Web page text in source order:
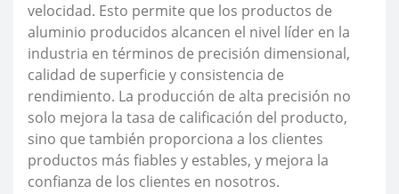
velocidad. Esto permite que los productos de
aluminio producidos alcancen el nivel líder en la
industria en términos de precisión dimensional,
calidad de superficie y consistencia de
rendimiento. La producción de alta precisión no
solo mejora la tasa de calificación del producto,
sino que también proporciona a los clientes
productos más fiables y estables, y mejora la
confianza de los clientes en nosotros.